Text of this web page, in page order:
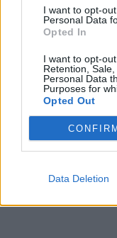
I want to opt-
Personal Data
Opted In
I want to opt-
Retention,
Personal Data
Purposes for
Opted Out
Data Deletion